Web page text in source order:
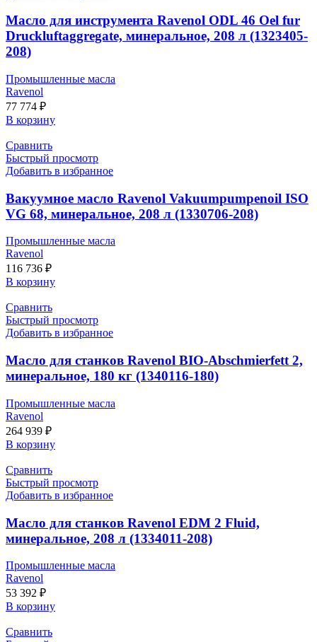
Масло для инструмента Ravenol ODL 46 Oel fur
Druckluftaggregate, минеральное, 208 л (1323405-
208)
Промышленные масла
Ravenol
77 774 ₽
В корзину
Сравнить
Быстрый просмотр
Добавить в избранное
Вакуумное масло Ravenol Vakuumpumpenoil ISO
VG 68, минеральное, 208 л (1330706-208)
Промышленные масла
Ravenol
116 736 ₽
В корзину
Сравнить
Быстрый просмотр
Добавить в избранное
Масло для станков Ravenol BIO-Abschmierfett 2,
минеральное, 180 кг (1340116-180)
Промышленные масла
Ravenol
264 939 ₽
В корзину
Сравнить
Быстрый просмотр
Добавить в избранное
Масло для станков Ravenol EDM 2 Fluid,
минеральное, 208 л (1334011-208)
Промышленные масла
Ravenol
53 392 ₽
В корзину
Сравнить